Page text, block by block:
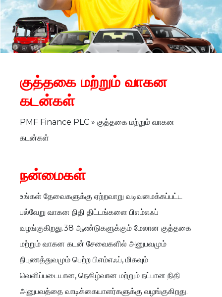
குத்தகை மற்றும் வாகன
கடன்கள்
PMF Finance PLC » குத்தகை மற்றும் வாகன
கடன்கள்
நன்மைகள்
உங்கள் தேவைகளுக்கு ஏற்றவாறு வடிவமைக்கப்பட்ட
பல்வேறு வாகன நிதி திட்டங்களை பிஎம்எஃப்
வழங்குகிறது.38 ஆண்டுகளுக்கும் மேலான குத்தகை
மற்றும் வாகன கடன் சேவைகளில் அனுபவமும்
நிபுணத்துவமும் பெற்ற பிஎம்எஃப், மிகவும்
வெளிப்படையான, நெகிழ்வான மற்றும் நட்பான நிதி
அனுபவத்தை வாடிக்கையாளர்களுக்கு வழங்குகிறது.